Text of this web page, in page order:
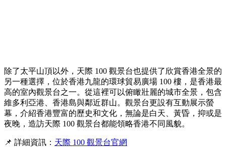
除了太平山頂以外，天際 100 觀景台也提供了欣賞香港全景的
另一種選擇，位於香港九龍的環球貿易廣場 100 樓，是香港最
高的室內觀景台之一。從這裡可以俯瞰壯麗的城市全景，包含
維多利亞港、香港島與鄰近群山。觀景台更設有互動展示螢
幕，介紹香港豐富的歷史和文化，無論是白天、黃昏，抑或是
夜晚，造訪天際 100 觀景台都能領略香港不同風貌。
📌 詳細資訊： 天際 100 觀景台官網